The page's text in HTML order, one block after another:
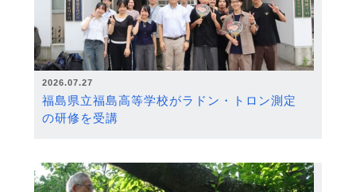
2026.07.27
福島県立福島高等学校がラドン・トロン測定
の研修を受講